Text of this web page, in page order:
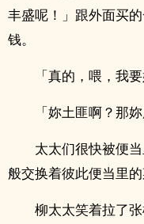
丰盛呢！」跟外面买
钱。
「真的，喂，我
「妳土匪啊？那
太太们很快被便
般交换着彼此便当里的
柳太太笑着拉了